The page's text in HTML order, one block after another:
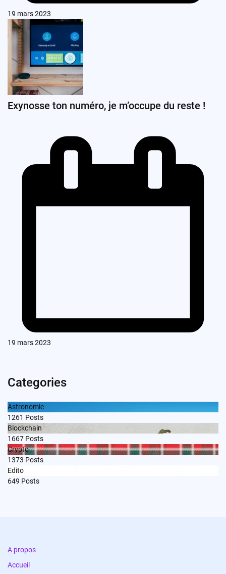
19 mars 2023
Exynosse ton numéro, je m’occupe du reste !
19 mars 2023
Categories
Astronomie
1261 Posts
Blockchain
1667 Posts
Crypto
1373 Posts
Edito
649 Posts
A propos
Accueil